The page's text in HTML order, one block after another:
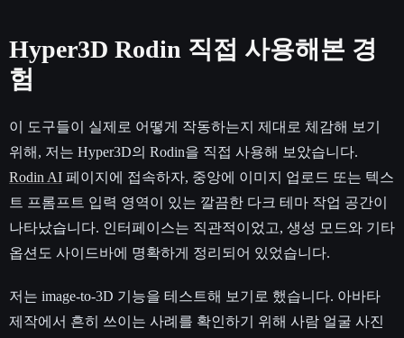
Hyper3D Rodin 직접 사용해본 경
험
이 도구들이 실제로 어떻게 작동하는지 제대로 체감해 보기
위해, 저는 Hyper3D의 Rodin을 직접 사용해 보았습니다.
Rodin AI 페이지에 접속하자, 중앙에 이미지 업로드 또는 텍스
트 프롬프트 입력 영역이 있는 깔끔한 다크 테마 작업 공간이
나타났습니다. 인터페이스는 직관적이었고, 생성 모드와 기타
옵션도 사이드바에 명확하게 정리되어 있었습니다.
저는 image-to-3D 기능을 테스트해 보기로 했습니다. 아바타
제작에서 흔히 쓰이는 사례를 확인하기 위해 사람 얼굴 사진